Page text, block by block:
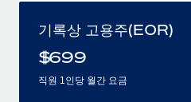
기록상 고용주(EOR)
$699
직원 1인당 월간 요금